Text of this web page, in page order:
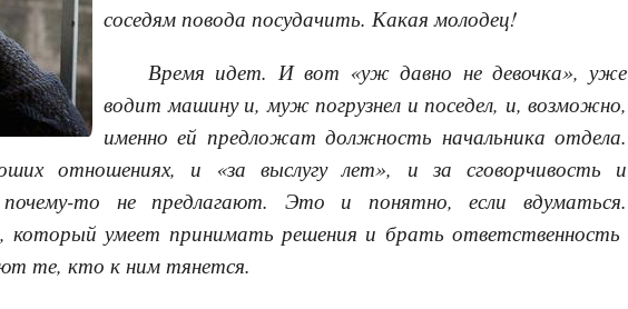
соседям повода посудачить. Какая молодец!
Время идет. И вот «уж давно не девочка», уже
водит машину и, муж погрузнел и поседел, и, возможно,
именно ей предложат должность начальника отдела.
отношениях, и «за выслугу лет», и за сговорчивость и
то не предлагают. Это и понятно, если вдуматься.
который умеет принимать решения и брать ответственность
те, кто к ним тянется.